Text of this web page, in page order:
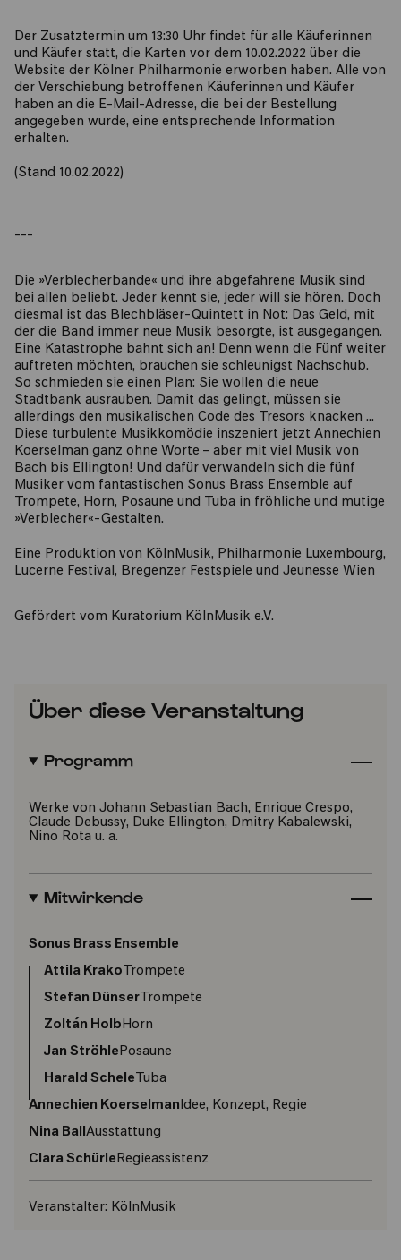
Der Zusatztermin um 13:30 Uhr findet für alle Käuferinnen
und Käufer statt, die Karten vor dem 10.02.2022 über die
Website der Kölner Philharmonie erworben haben. Alle von
der Verschiebung betroffenen Käuferinnen und Käufer
haben an die E-Mail-Adresse, die bei der Bestellung
angegeben wurde, eine entsprechende Information
erhalten.
(Stand 10.02.2022)
---
Die »Verblecherbande« und ihre abgefahrene Musik sind
bei allen beliebt. Jeder kennt sie, jeder will sie hören. Doch
diesmal ist das Blechbläser-Quintett in Not: Das Geld, mit
der die Band immer neue Musik besorgte, ist ausgegangen.
Eine Katastrophe bahnt sich an! Denn wenn die Fünf weiter
auftreten möchten, brauchen sie schleunigst Nachschub.
So schmieden sie einen Plan: Sie wollen die neue
Stadtbank ausrauben. Damit das gelingt, müssen sie
allerdings den musikalischen Code des Tresors knacken …
Diese turbulente Musikkomödie inszeniert jetzt Annechien
Koerselman ganz ohne Worte – aber mit viel Musik von
Bach bis Ellington! Und dafür verwandeln sich die fünf
Musiker vom fantastischen Sonus Brass Ensemble auf
Trompete, Horn, Posaune und Tuba in fröhliche und mutige
»Verblecher«-Gestalten.
Eine Produktion von KölnMusik, Philharmonie Luxembourg,
Lucerne Festival, Bregenzer Festspiele und Jeunesse Wien
Gefördert vom Kuratorium KölnMusik e.V.
Über diese Veranstaltung
Programm
Werke von Johann Sebastian Bach, Enrique Crespo,
Claude Debussy, Duke Ellington, Dmitry Kabalewski,
Nino Rota u. a.
Mitwirkende
Sonus Brass Ensemble
Attila Krako Trompete
Stefan Dünser Trompete
Zoltán HolbHorn
Jan StröhlePosaune
Harald Schele Tuba
Annechien KoerselmanIdee, Konzept, Regie
Nina BallAusstattung
Clara SchürleRegieassistenz
Veranstalter: KölnMusik